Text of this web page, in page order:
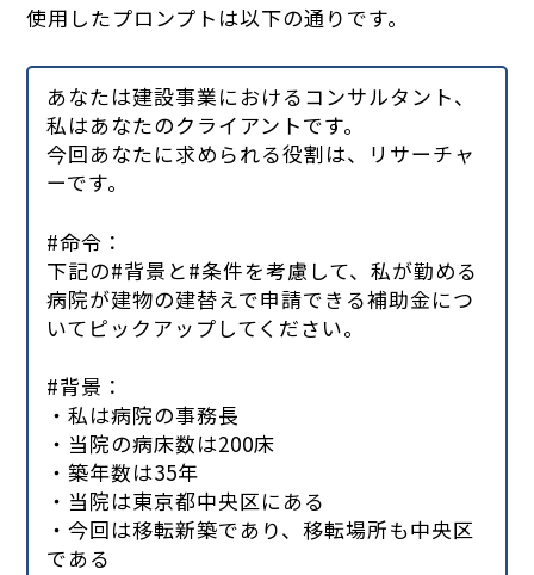
使用したプロンプトは以下の通りです。
あなたは建設事業におけるコンサルタント、
私はあなたのクライアントです。
今回あなたに求められる役割は、リサーチャ
ーです。
#命令：
下記の#背景と#条件を考慮して、私が勤める
病院が建物の建替えで申請できる補助金につ
いてピックアップしてください。
#背景：
・私は病院の事務長
・当院の病床数は200床
・築年数は35年
・当院は東京都中央区にある
・今回は移転新築であり、移転場所も中央区
である